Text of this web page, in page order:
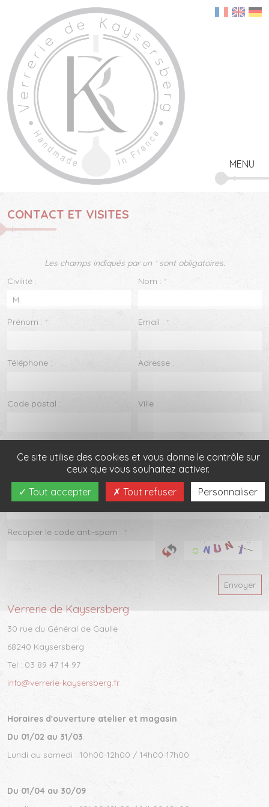
ACCUEIL
NOTRE ATELIER
NOS CRÉATIONS
ENTREPRISES & PROFESSIONNELS
ESPACE DE VENTE EN LIGNE
CONTACT ET VISITES
COMPTE CLIENT
PANIER
MENU
CONTACT ET VISITES
Les champs indiqués par un *sont obligatoires.
Civilité :
Nom : *
Prénom : * Email : *
Téléphone : Adresse :
Code postal : Ville :
Recopier le code anti-spam : *
Envoyer
Verrerie de Kaysersberg
30 rue du Général de Gaulle
68240 Kaysersberg
Tel : 03 89 47 14 97
info@verrerie-kaysersberg.fr
Horaires d'ouverture atelier et magasin
Du 01/02 au 31/03
Lundi au samedi : 10h00-12h00 / 14h00-17h00
Du 01/04 au 30/09
Panneau de gestion des cookies
Ce site utilise des cookies et vous donne le contrôle sur
ceux que vous souhaitez activer.
Tout accepter
Tout refuser Personnaliser